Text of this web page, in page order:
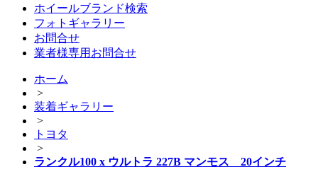
ホイールブランド検索
フォトギャラリー
お問合せ
業者様専用お問合せ
ホーム
>
装着ギャラリー
>
トヨタ
>
ランクル100 x ウルトラ 227B マンモス 20インチ